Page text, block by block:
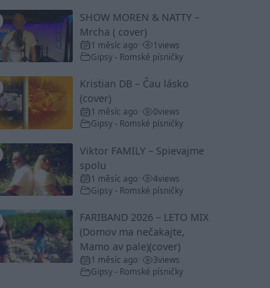
SHOW MOREN & NATTY –
Mrcha ( cover)
1 měsíc ago 1views
Gipsy - Romské písničky
Kristian DB – Čau lásko
(cover)
1 měsíc ago 0views
Gipsy - Romské písničky
Viktor FAMILY – Spievajme
spolu
1 měsíc ago 4views
Gipsy - Romské písničky
FARIBAND 2026 – LETO MIX
(Domov ma nečakajte,
Mamo av pale)(cover)
1 měsíc ago 3views
Gipsy - Romské písničky